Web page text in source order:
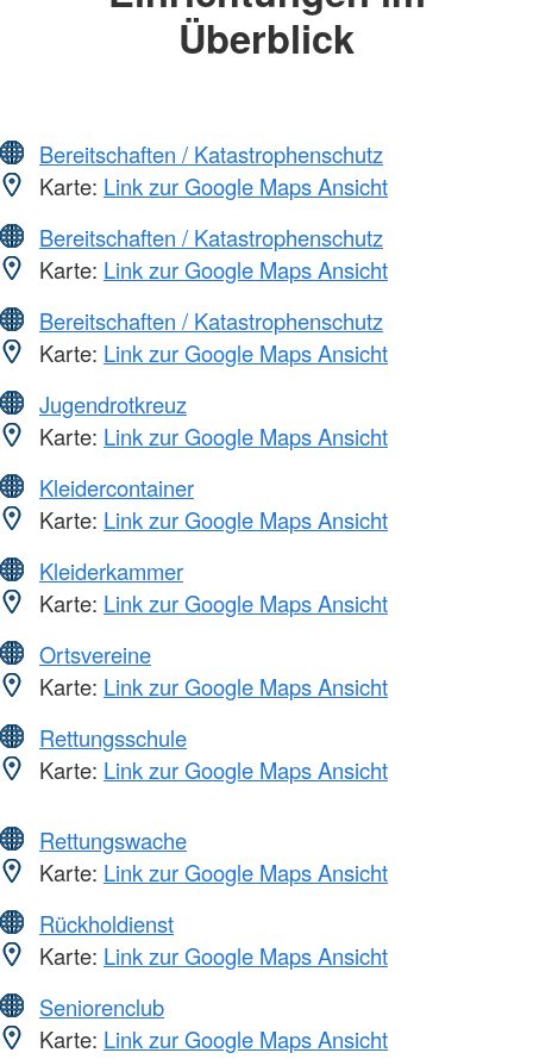
Überblick
Bereitschaften / Katastrophenschutz
Karte: Link zur Google Maps Ansicht
Bereitschaften / Katastrophenschutz
Karte: Link zur Google Maps Ansicht
Bereitschaften / Katastrophenschutz
Karte: Link zur Google Maps Ansicht
Jugendrotkreuz
Karte: Link zur Google Maps Ansicht
Kleidercontainer
Karte: Link zur Google Maps Ansicht
Kleiderkammer
Karte: Link zur Google Maps Ansicht
Ortsvereine
Karte: Link zur Google Maps Ansicht
Rettungsschule
Karte: Link zur Google Maps Ansicht
Rettungswache
Karte: Link zur Google Maps Ansicht
Rückholdienst
Karte: Link zur Google Maps Ansicht
Seniorenclub
Karte: Link zur Google Maps Ansicht